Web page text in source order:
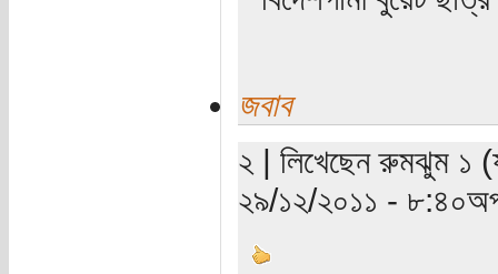
জবাব
২ | লিখেছেন রুমঝুম ১
২৯/১২/২০১১ -